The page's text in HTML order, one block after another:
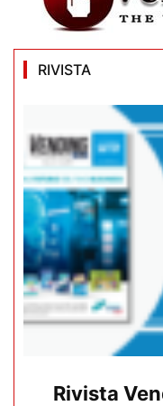
RIVISTA
Rivista